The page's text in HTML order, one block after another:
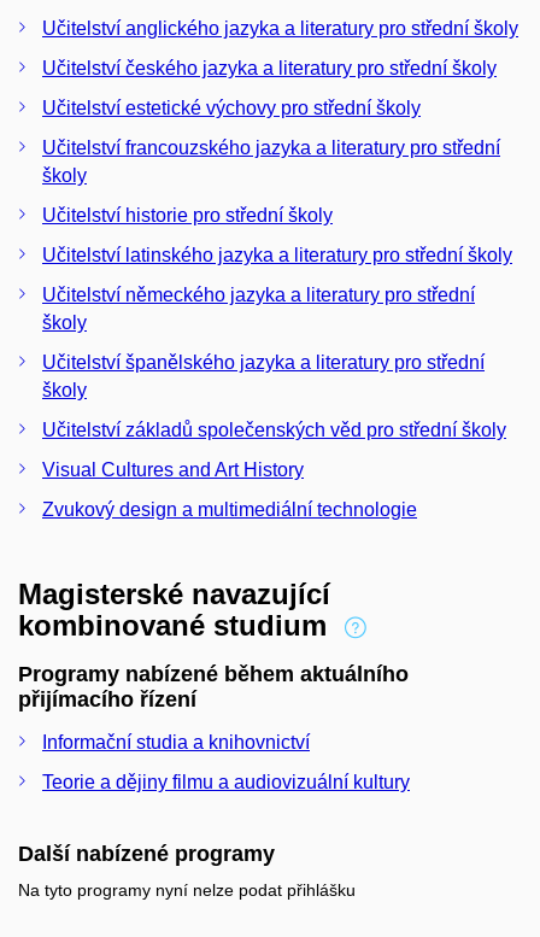
Učitelství anglického jazyka a literatury pro střední školy
Učitelství českého jazyka a literatury pro střední školy
Učitelství estetické výchovy pro střední školy
Učitelství francouzského jazyka a literatury pro střední
školy
Učitelství historie pro střední školy
Učitelství latinského jazyka a literatury pro střední školy
Učitelství německého jazyka a literatury pro střední
školy
Učitelství španělského jazyka a literatury pro střední
školy
Učitelství základů společenských věd pro střední školy
Visual Cultures and Art History
Zvukový design a multimediální technologie
Magisterské navazující
kombinované studium
Programy nabízené během aktuálního
přijímacího řízení
Informační studia a knihovnictví
Teorie a dějiny filmu a audiovizuální kultury
Další nabízené programy
Na tyto programy nyní nelze podat přihlášku